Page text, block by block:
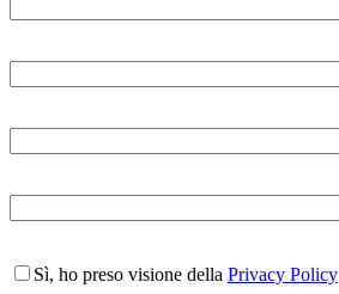
Sì, ho preso visione della Privacy Policy